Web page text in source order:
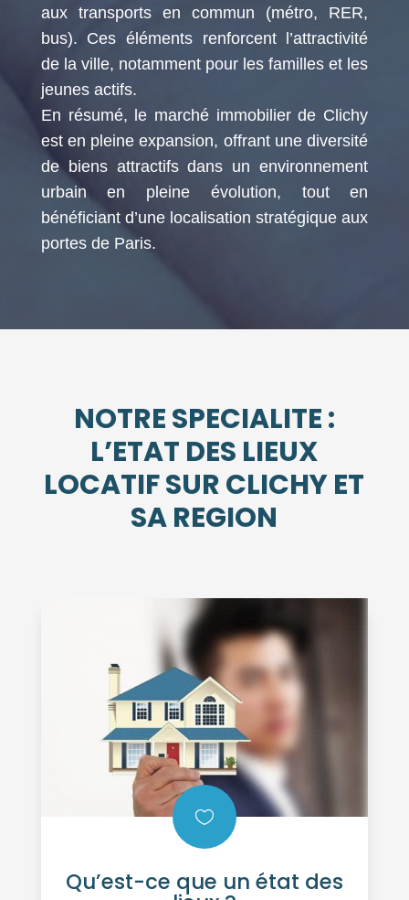
aux transports en commun (métro, RER,
bus). Ces éléments renforcent l’attractivité
de la ville, notamment pour les familles et les
jeunes actifs.
En résumé, le marché immobilier de Clichy
est en pleine expansion, offrant une diversité
de biens attractifs dans un environnement
urbain en pleine évolution, tout en
bénéficiant d’une localisation stratégique aux
portes de Paris.
NOTRE SPECIALITE :
L’ETAT DES LIEUX
LOCATIF SUR CLICHY ET
SA REGION

Qu’est-ce que un état des